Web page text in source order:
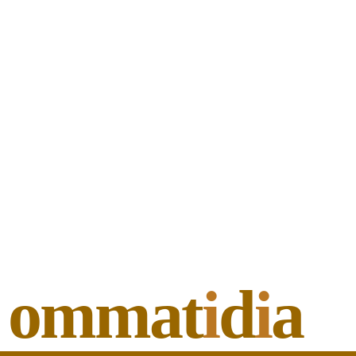
ommatidia